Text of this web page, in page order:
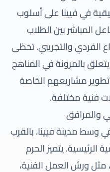
في فيينا على أسلوب
المباشر بين الطلاب
الفردي والتجريبي. تحظى
بالمرونة في المناهج
تطوير مشاريعهم الخاصة
فنية مختلفة.
والمرافق
وسط مدينة فيينا، بالقرب
الرئيسية. يتميز الحرم
ورش العمل الفنية،